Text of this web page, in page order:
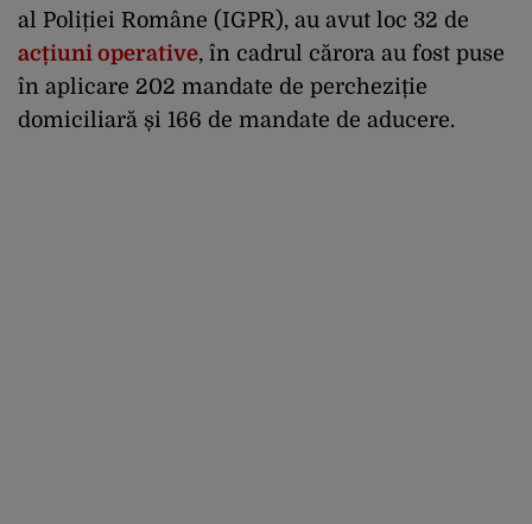
al Poliției Române (IGPR), au avut loc 32 de
acțiuni operative, în cadrul cărora au fost puse
în aplicare 202 mandate de percheziție
domiciliară și 166 de mandate de aducere.